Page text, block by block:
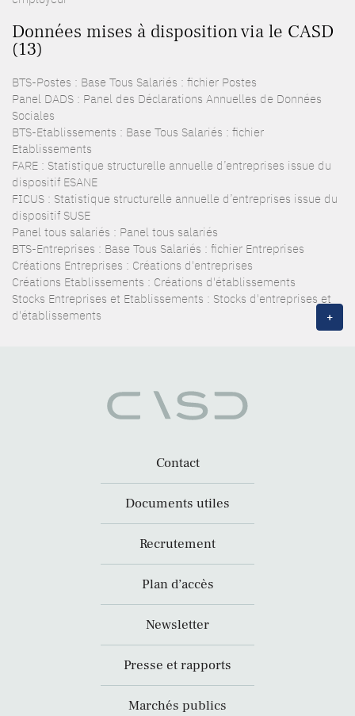
Données mises à disposition via le CASD
(13)
BTS-Postes : Base Tous Salariés : fichier Postes
Panel DADS : Panel des Déclarations Annuelles de Données
Sociales
BTS-Etablissements : Base Tous Salariés : fichier
Etablissements
FARE : Statistique structurelle annuelle d’entreprises issue du
dispositif ESANE
FICUS : Statistique structurelle annuelle d’entreprises issue du
dispositif SUSE
Panel tous salariés : Panel tous salariés
BTS-Entreprises : Base Tous Salariés : fichier Entreprises
Créations Entreprises : Créations d'entreprises
Créations Etablissements : Créations d'établissements
Stocks Entreprises et Etablissements : Stocks d'entreprises et
d'établissements
+
Contact
Documents utiles
Recrutement
Plan d’accès
Newsletter
Presse et rapports
Marchés publics